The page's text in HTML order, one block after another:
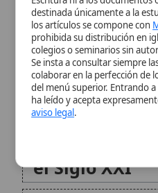
Desafíos y
el Siglo XXI
Conclusión
Citas y
artículo•Imprimir artículo•Generar